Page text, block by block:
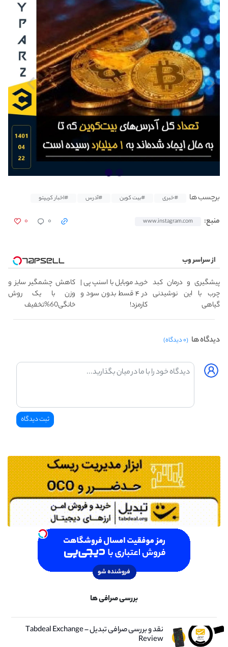
برچسب ها #خبری #بیت کوین #آدرس #اخبار کریپتو
منبع: www.instagram.com ۰ ۰
از سراسر وب
پیشگیری و درمان کبد
چرب با این نوشیدنی
گیاهی
خرید موبایل با اسنپ پی |
در ۴ قسط بدون سود و
کارمزد!
کاهش چشمگیر سایز و
وزن با یک روش
خانگی60%تخفیف
دیدگاه ها (۰ دیدگاه)
بررسی صرافی ها
نقد و بررسی صرافی تبدیل – Tabdeal Exchange
Review